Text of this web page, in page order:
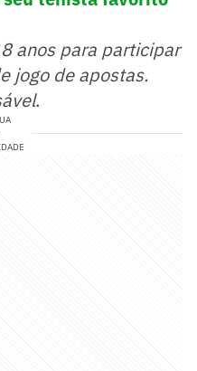
anos para participar
jogo de apostas.
.